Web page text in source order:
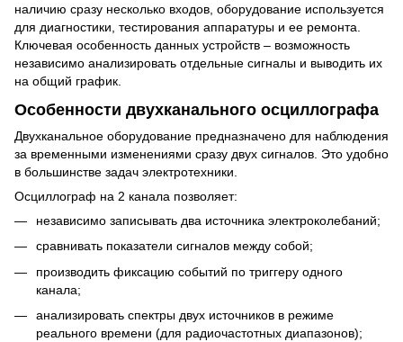
наличию сразу несколько входов, оборудование используется
для диагностики, тестирования аппаратуры и ее ремонта.
Ключевая особенность данных устройств – возможность
независимо анализировать отдельные сигналы и выводить их
на общий график.
Особенности двухканального осциллографа
Двухканальное оборудование предназначено для наблюдения
за временными изменениями сразу двух сигналов. Это удобно
в большинстве задач электротехники.
Осциллограф на 2 канала позволяет:
независимо записывать два источника электроколебаний;
сравнивать показатели сигналов между собой;
производить фиксацию событий по триггеру одного
канала;
анализировать спектры двух источников в режиме
реального времени (для радиочастотных диапазонов);